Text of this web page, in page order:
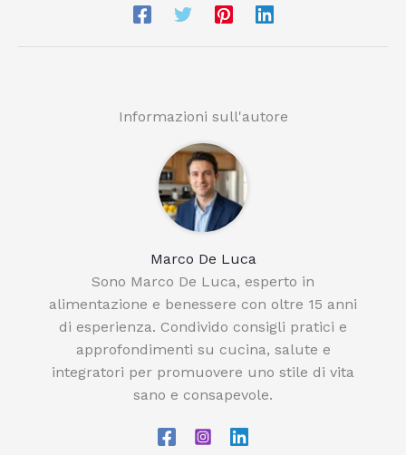
Informazioni sull'autore
Marco De Luca
Sono Marco De Luca, esperto in
alimentazione e benessere con oltre 15 anni
di esperienza. Condivido consigli pratici e
approfondimenti su cucina, salute e
integratori per promuovere uno stile di vita
sano e consapevole.